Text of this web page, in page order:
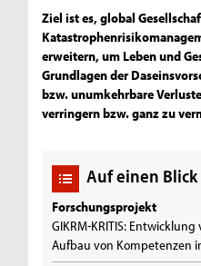
Ziel ist es, global
erweitern, um Leben und
Grundlagen der
bzw. unumkehrbare
verringern bzw. ganz zu
Auf einen Blick
Forschungsprojekt
GIKRM-KRITIS:
Aufbau von Kompetenzen